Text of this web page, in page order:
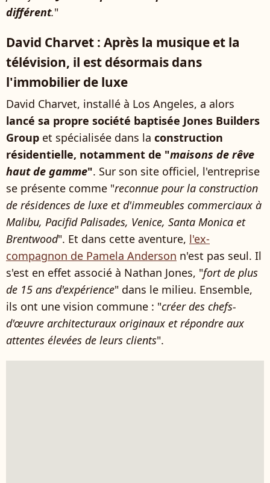
différent."
David Charvet : Après la musique et la
télévision, il est désormais dans
l'immobilier de luxe
David Charvet, installé à Los Angeles, a alors
lancé sa propre société baptisée Jones Builders
Group et spécialisée dans la construction
résidentielle, notamment de "maisons de rêve
haut de gamme". Sur son site officiel, l'entreprise
se présente comme "reconnue pour la construction
de résidences de luxe et d'immeubles commerciaux à
Malibu, Pacifid Palisades, Venice, Santa Monica et
Brentwood". Et dans cette aventure, l'ex-
compagnon de Pamela Anderson n'est pas seul. Il
s'est en effet associé à Nathan Jones, "fort de plus
de 15 ans d'expérience" dans le milieu. Ensemble,
ils ont une vision commune : "créer des chefs-
d'œuvre architecturaux originaux et répondre aux
attentes élevées de leurs clients".